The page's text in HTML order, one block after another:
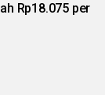
Rp18.075 per